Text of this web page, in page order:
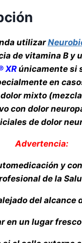
utilizar
de vitamina B y
XRúnicamente si
en
mixto
con dolor
de dolor
Advertencia:
y
de la
del alcance
en un lugar